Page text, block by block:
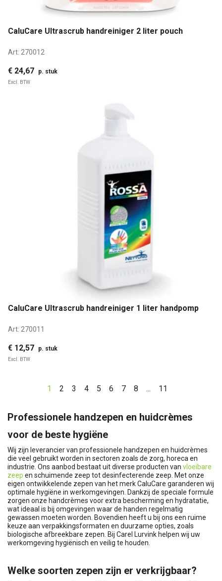
CaluCare Ultrascrub handreiniger 2 liter pouch
Art: 270012
€ 24,67 p. stuk
Excl. BTW
CaluCare Ultrascrub handreiniger 1 liter handpomp
Art: 270011
€ 12,57 p. stuk
Excl. BTW
1 2 3 4 5 6 7 8 ... 11
Professionele handzepen en huidcrèmes
voor de beste hygiëne
Wij zijn leverancier van professionele handzepen en huidcrèmes
die veel gebruikt worden in sectoren zoals de zorg, horeca en
industrie. Ons aanbod bestaat uit diverse producten van vloeibare
zeep en schuimende zeep tot desinfecterende zeep. Met onze
eigen ontwikkelende zepen van het merk CaluCare garanderen wij
optimale hygiëne in werkomgevingen. Dankzij de speciale formule
zorgen onze handcrèmes voor extra bescherming en hydratatie,
wat ideaal is bij omgevingen waar de handen regelmatig
gewassen moeten worden. Bovendien heeft u bij ons een ruime
keuze aan verpakkingsformaten en duurzame opties, zoals
biologische afbreekbare zepen. Bij Carel Lurvink helpen wij uw
werkomgeving hygiënisch en veilig te houden.
Welke soorten zepen zijn er verkrijgbaar?